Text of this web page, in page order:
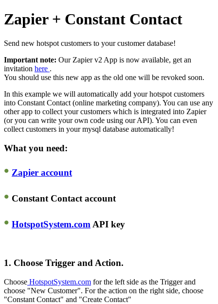
Zapier + Constant Contact
Send new hotspot customers to your customer database!
Important note: Our Zapier v2 App is now available, get an
invitation here .
You should use this new app as the old one will be revoked soon.
In this example we will automatically add your hotspot customers
into Constant Contact (online marketing company). You can use any
other app to collect your customers which is integrated into Zapier
(or you can write your own code using our API). You can even
collect customers in your mysql database automatically!
What you need:
• Zapier account
• Constant Contact account
• HotspotSystem.com API key
1. Choose Trigger and Action.
Choose HotspotSystem.com for the left side as the Trigger and
choose "New Customer". For the action on the right side, choose
"Constant Contact" and "Create Contact"